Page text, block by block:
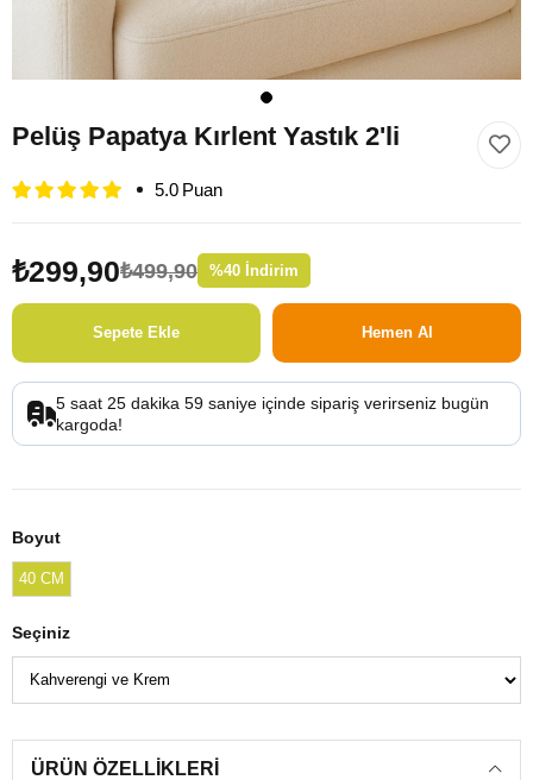
Pelüş Papatya Kırlent Yastık 2'li
5.0
₺499,90
₺299,90 %40 İndirim
5 saat 25 dakika 59 saniye içinde sipariş verirseniz bugün
kargoda!
Boyut
40 CM
Seçiniz
ÜRÜN ÖZELLIKLERI